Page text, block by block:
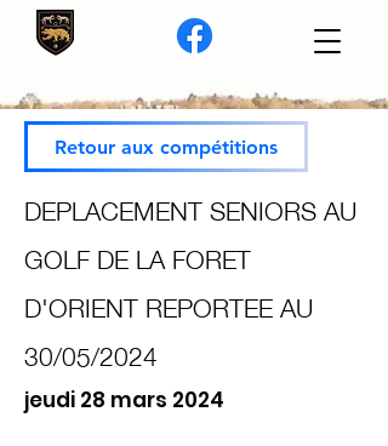
Retour aux compétitions
DEPLACEMENT SENIORS AU
GOLF DE LA FORET
D'ORIENT REPORTEE AU
30/05/2024
jeudi 28 mars 2024